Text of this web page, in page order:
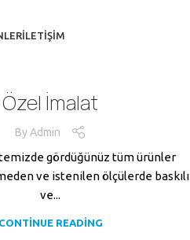
İLETIŞIM
Özel İmalat
By Admin
gördüğünüz tüm ürünler
ve istenilen ölçülerde baskılı
ve...
CONTINUE READING